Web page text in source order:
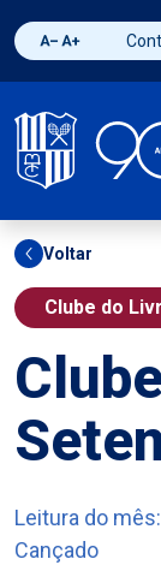
Diminuir fonte
Aumentar
Voltar
Clube do
Leitura do
Cançado